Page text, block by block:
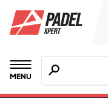
MENU
Zoeken naar